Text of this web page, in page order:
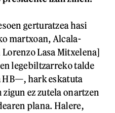
gerturatzea hasi
martxoan, Alcala-
Lasa Mitxelena]
legebiltzarreko talde
HB—, hark eskatuta
ez zutela onartzen
plana. Halere,